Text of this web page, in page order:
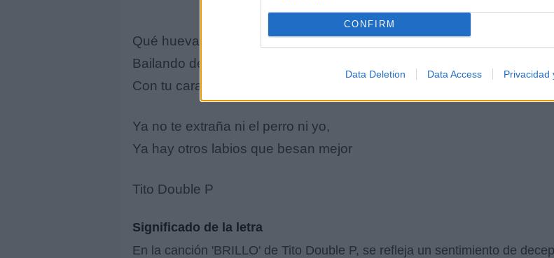
CONFIRM
Data Deletion Data Access Privacidad
Qué hueva volverte a topar en la fiesta,
Bailando de mesa en mesa
Con tu cara de coqueta.
Ya no te extraña ni el perro ni yo,
Ya hay otros labios que besan mejor
Tito Double P
Significado de la letra
En la canción 'BRILLO' de Tito Double P, se refleja un sentimiento de